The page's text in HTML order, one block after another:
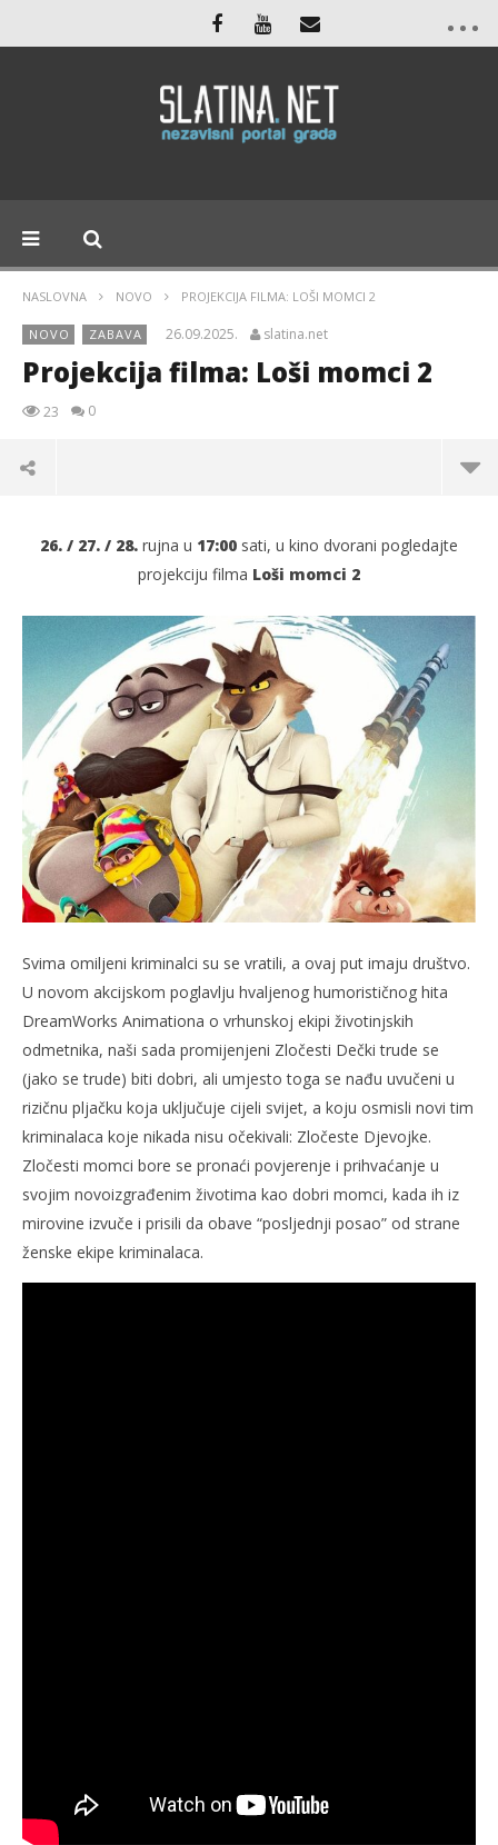
NASLOVNA NOVO PROJEKCIJA FILMA: LOŠI MOMCI 2
NOVO ZABAVA 26.09.2025. slatina.net
Projekcija filma: Loši momci 2
23 0
TRENUTNO OTVORENO
Projekcija filma: Loši momci 2
26.09.2025.
slatina.net
26. / 27. / 28. rujna u 17:00 sati, u kino dvorani pogledajte
projekciju filma Loši momci 2
Svima omiljeni kriminalci su se vratili, a ovaj put imaju društvo.
U novom akcijskom poglavlju hvaljenog humorističnog hita
DreamWorks Animationa o vrhunskoj ekipi životinjskih
odmetnika, naši sada promijenjeni Zločesti Dečki trude se
(jako se trude) biti dobri, ali umjesto toga se nađu uvučeni u
rizičnu pljačku koja uključuje cijeli svijet, a koju osmisli novi tim
kriminalaca koje nikada nisu očekivali: Zločeste Djevojke.
Zločesti momci bore se pronaći povjerenje i prihvaćanje u
svojim novoizgrađenim životima kao dobri momci, kada ih iz
mirovine izvuče i prisili da obave “posljednji posao” od strane
ženske ekipe kriminalaca.